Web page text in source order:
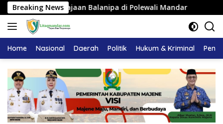
Langsung
ke
konten
Breaking News
Kerajaan Balanipa di Polewali Mandar Pemkab
Home Nasional Daerah Politik Hukum & Kriminal